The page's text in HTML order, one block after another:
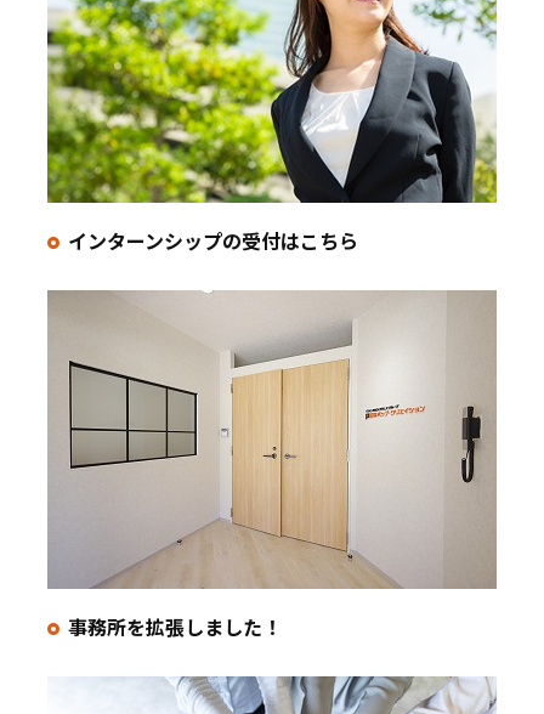
インターンシップの受付はこちら
事務所を拡張しました！